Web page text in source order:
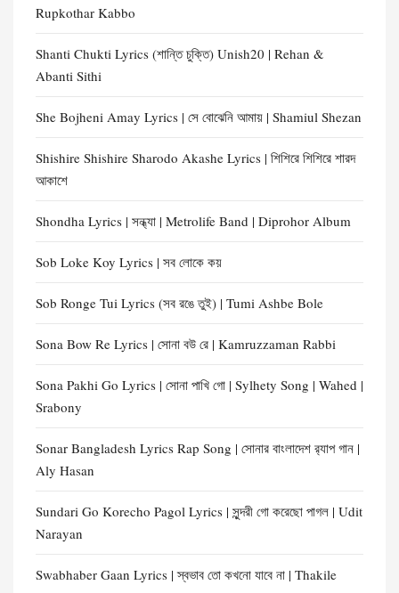
Rupkothar Kabbo
Shanti Chukti Lyrics (শান্তি চুক্তি) Unish20 | Rehan &
Abanti Sithi
She Bojheni Amay Lyrics | সে বোঝেনি আমায় | Shamiul Shezan
Shishire Shishire Sharodo Akashe Lyrics | শিশিরে শিশিরে শারদ
আকাশে
Shondha Lyrics | সন্ধ্যা | Metrolife Band | Diprohor Album
Sob Loke Koy Lyrics | সব লোকে কয়
Sob Ronge Tui Lyrics (সব রঙে তুই) | Tumi Ashbe Bole
Sona Bow Re Lyrics | সোনা বউ রে | Kamruzzaman Rabbi
Sona Pakhi Go Lyrics | সোনা পাখি গো | Sylhety Song | Wahed |
Srabony
Sonar Bangladesh Lyrics Rap Song | সোনার বাংলাদেশ র‍্যাপ গান |
Aly Hasan
Sundari Go Korecho Pagol Lyrics | সুন্দরী গো করেছো পাগল | Udit
Narayan
Swabhaber Gaan Lyrics | স্বভাব তো কখনো যাবে না | Thakile